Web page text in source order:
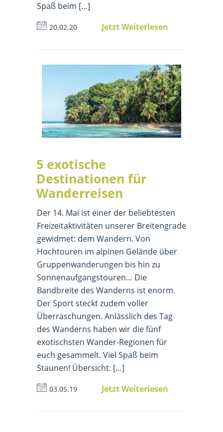
Spaß beim […]
20.02.20 Jetzt Weiterlesen
5 exotische
Destinationen für
Wanderreisen
Der 14. Mai ist einer der beliebtesten
Freizeitaktivitäten unserer Breitengrade
gewidmet: dem Wandern. Von
Hochtouren im alpinen Gelände über
Gruppenwanderungen bis hin zu
Sonnenaufgangstouren… Die
Bandbreite des Wanderns ist enorm.
Der Sport steckt zudem voller
Überraschungen. Anlässlich des Tag
des Wanderns haben wir die fünf
exotischsten Wander-Regionen für
euch gesammelt. Viel Spaß beim
Staunen! Übersicht: […]
03.05.19 Jetzt Weiterlesen